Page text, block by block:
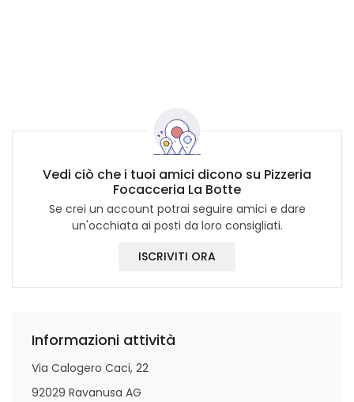
Vedi ciò che i tuoi amici dicono su Pizzeria
Focacceria La Botte
Se crei un account potrai seguire amici e dare
un'occhiata ai posti da loro consigliati.
ISCRIVITI ORA
Informazioni attività
Via Calogero Caci, 22
92029 Ravanusa AG